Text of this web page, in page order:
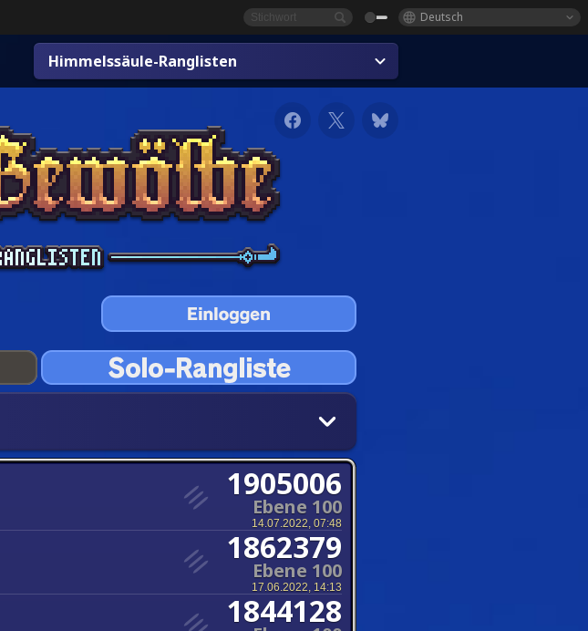
Deutsch
Himmelssäule-Ranglisten
1905006
Ebene 100
14.07.2022, 07:48
1862379
Ebene 100
17.06.2022, 14:13
1844128